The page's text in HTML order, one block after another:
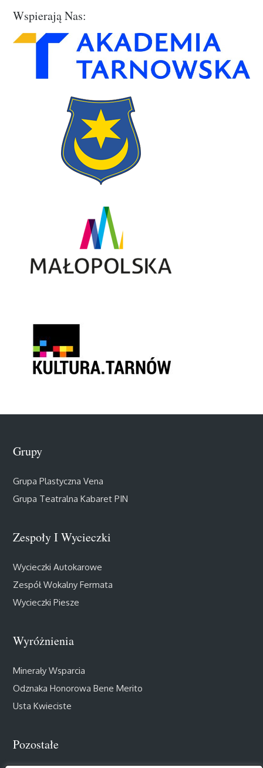
Wspierają Nas:
Grupy
Grupa Plastyczna Vena
Grupa Teatralna Kabaret PIN
Zespoły I Wycieczki
Wycieczki Autokarowe
Zespół Wokalny Fermata
Wycieczki Piesze
Wyróżnienia
Minerały Wsparcia
Odznaka Honorowa Bene Merito
Usta Kwieciste
Pozostałe